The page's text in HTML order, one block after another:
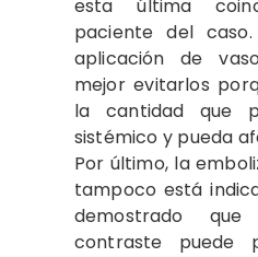
esta última
paciente del
aplicación de
mejor evitarlos
la cantidad que
sistémico y pueda
Por último, la
tampoco está
demostrado
contraste